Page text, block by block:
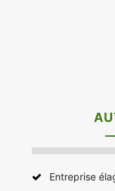
Entreprise